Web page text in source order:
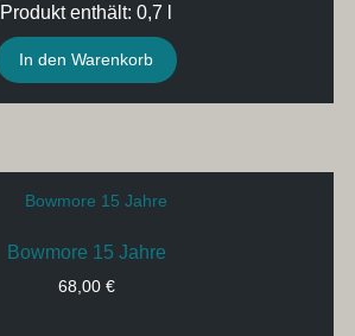
Produkt enthält: 0,7 l
In den Warenkorb
Bowmore 15 Jahre
68,00 €